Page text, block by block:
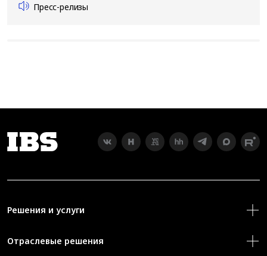
Пресс-релизы
Решения и услуги
Отраслевые решения